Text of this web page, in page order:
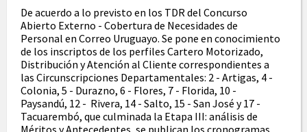
De acuerdo a lo previsto en los TDR del Concurso
Abierto Externo - Cobertura de Necesidades de
Personal en Correo Uruguayo. Se pone en conocimiento
de los inscriptos de los perfiles Cartero Motorizado,
Distribución y Atención al Cliente correspondientes a
las Circunscripciones Departamentales: 2 - Artigas, 4 -
Colonia, 5 - Durazno, 6 - Flores, 7 - Florida, 10 -
Paysandú, 12 - Rivera, 14 - Salto, 15 - San José y 17 -
Tacuarembó, que culminada la Etapa III: análisis de
Méritos y Antecedentes, se publican los cronogramas